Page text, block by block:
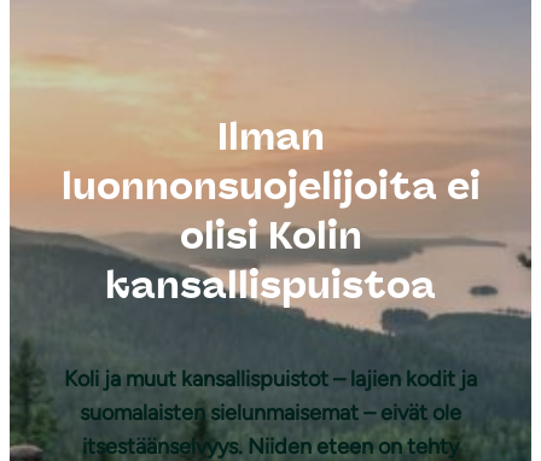
Ilman
luonnonsuojelijoita ei
olisi Kolin
kansallispuistoa
Koli ja muut kansallispuistot – lajien kodit ja
suomalaisten sielunmaisemat – eivät ole
itsestäänselvyys. Niiden eteen on tehty